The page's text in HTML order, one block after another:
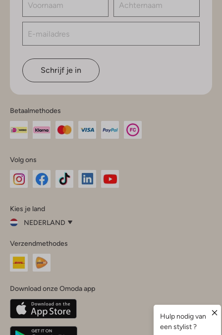
Schrijf je in
Betaalmethodes
Volg ons
InstagramFacebook
Kies je land
NEDERLAND
je
land
Nederland
Belgique(Français)
Deutschland
Verzendmethodes
Download onze Omoda app